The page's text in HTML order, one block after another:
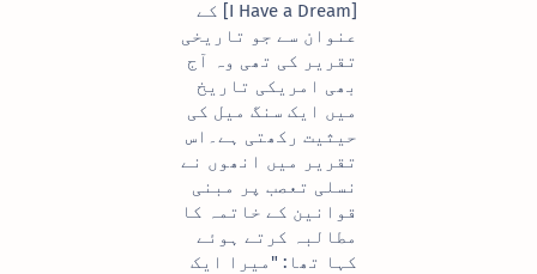
[I Have a Dream] کے
عنوان سے جو تاریخی
تقریر کی تھی وہ آج
بھی امریکی تاریخ
میں ایک سنگ میل کی
حیثیت رکھتی ہے۔اس
تقریر میں انھوں نے
نسلی تعصب پر مبنی
قوانین کے خاتمہ کا
مطالبہ کرتے ہوئے
کہا تھا: "میرا ایک